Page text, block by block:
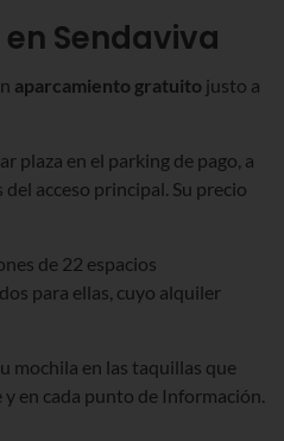
Sendaviva
aparcamiento gratuito justo a
plaza en el parking de pago, a
acceso principal. Su precio
de 22 espacios
para ellas, cuyo alquiler
mochila en las taquillas que
en cada punto de Información.